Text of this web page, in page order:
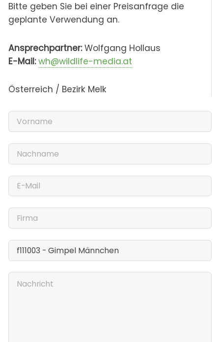
Bitte geben Sie bei einer Preisanfrage die
geplante Verwendung an.
Ansprechpartner:Wolfgang Hollaus
E-Mail: wh@wildlife-media.at
Österreich / Bezirk Melk